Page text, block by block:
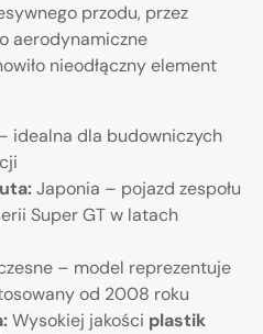
przodu, przez
aerodynamiczne
nieodłączny element
idealna dla budowniczych
Japonia – pojazd zespołu
Super GT w latach
– model reprezentuje
od 2008 roku
Wysokiej jakości plastik